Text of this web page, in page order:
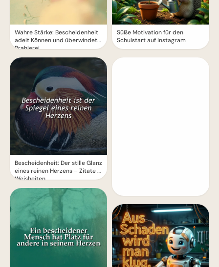
Wahre Stärke: Bescheidenheit
adelt Können und überwindet
Prahlerei
Bescheidenheit: Der stille Glanz
eines reinen Herzens – Zitate &
Weisheiten
Süße Motivation für den
Schulstart auf Instagram